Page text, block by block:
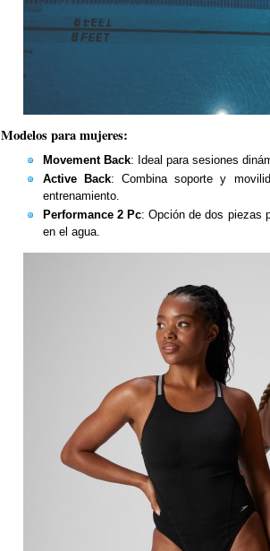
Modelos para mujeres:
Movement Back: Ideal para sesiones
Active Back: Combina soporte y
entrenamiento.
Performance 2 Pc: Opción de dos piezas
en el agua.